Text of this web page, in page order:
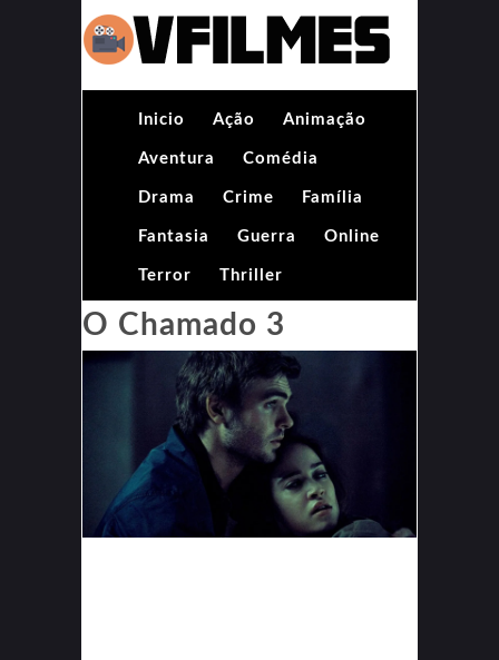
Inicio Ação Animação
Aventura Comédia
Drama Crime Família
Fantasia Guerra Online
Terror Thriller
O Chamado 3